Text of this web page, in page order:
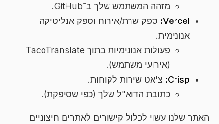
מזהה המשתמש שלך ב־GitHub.
Vercel: ספק שרת/אירוח וספק אנליטיקה
אנונימית.
פעולות אנונימיות בתוך TacoTranslate
(אירועי משתמש).
Crisp: צ'אט שירות לקוחות.
כתובת הדוא"ל שלך (כפי שסיפקת).
האתר שלנו עשוי לכלול קישורים לאתרים חיצוניים